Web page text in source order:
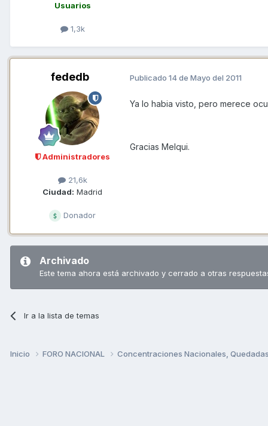
Usuarios
1,3k
fededb
Administradores
21,6k
Ciudad: Madrid
Donador
Publicado 14 de Mayo del 2011
Ya lo habia visto, pero merece
Gracias Melqui.
Archivado
Este tema ahora está archivado y cerrado a otras
Ir a la lista de temas
Inicio FORO NACIONAL Concentraciones Nacionales,